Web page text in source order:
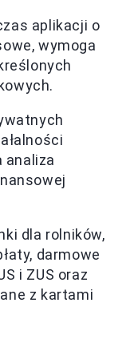
aplikacji o
wymoga
analiza
dla rolników,
darmowe
i ZUS oraz
z kartami